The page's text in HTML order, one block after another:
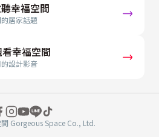
幸福空間
居家話題
幸福空間
設計影音
Gorgeous Space Co., Ltd.